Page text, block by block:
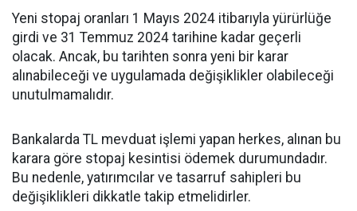
Yeni stopaj oranları 1 Mayıs 2024 itibarıyla yürürlüğe
girdi ve 31 Temmuz 2024 tarihine kadar geçerli
olacak. Ancak, bu tarihten sonra yeni bir karar
alınabileceği ve uygulamada değişiklikler olabileceği
unutulmamalıdır.
Bankalarda TL mevduat işlemi yapan herkes, alınan bu
karara göre stopaj kesintisi ödemek durumundadır.
Bu nedenle, yatırımcılar ve tasarruf sahipleri bu
değişiklikleri dikkatle takip etmelidirler.